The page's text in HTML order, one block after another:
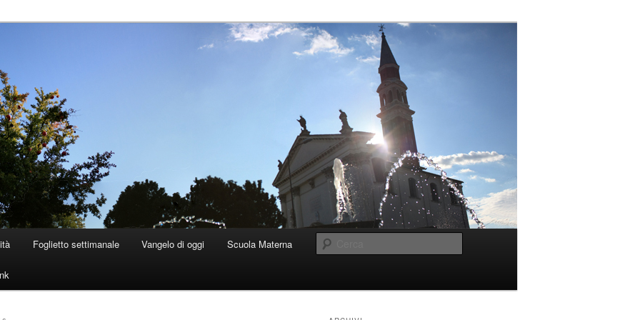
Foglietto settimanale Vangelo di oggi Scuola Materna